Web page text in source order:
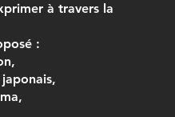
à travers la
: